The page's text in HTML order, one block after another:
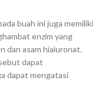
buah ini juga memiliki
enzim yang
dan asam hialuronat.
dapat
dapat mengatasi